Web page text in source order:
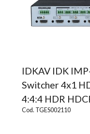
IDKAV IDK
Switcher 4x1
4:4:4 HDR
Cod. TGES002110